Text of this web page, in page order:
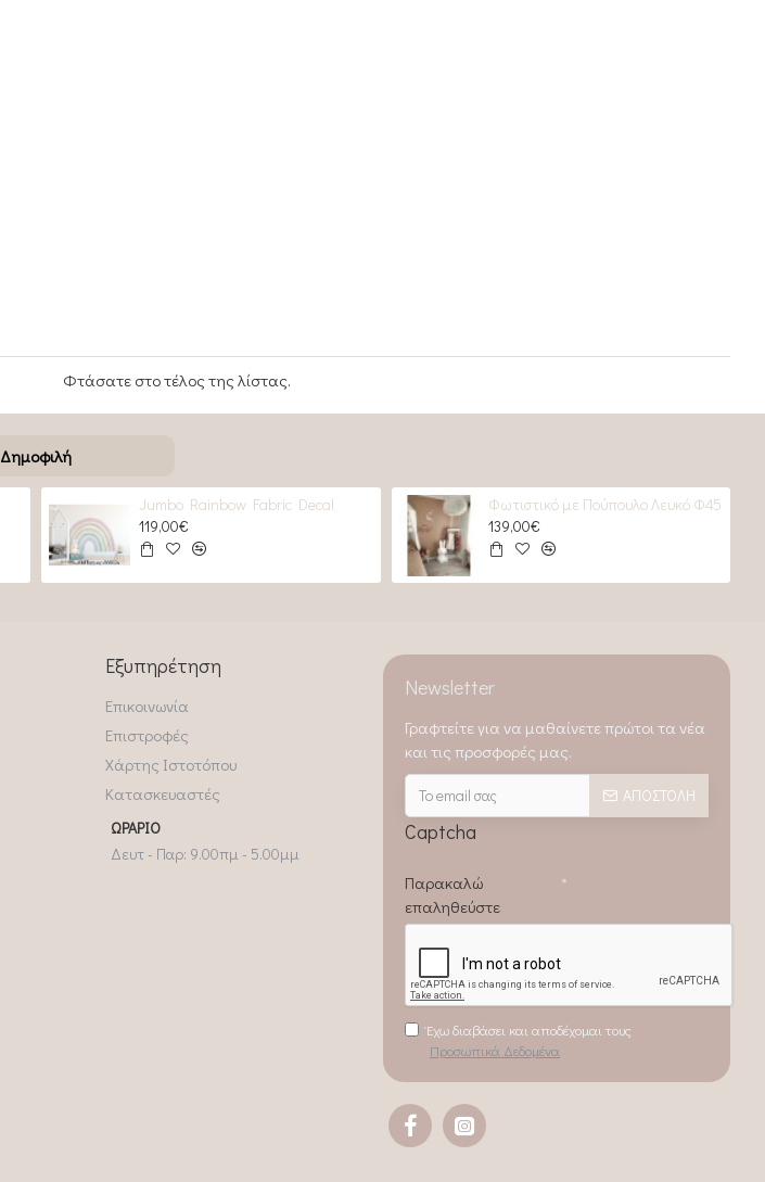
Φτάσατε στο τέλος της λίστας.
Δημοφιλή
Jumbo Rainbow Fabric Decal
119,00€
Φωτιστικό με Πούπουλο Λευκό Φ45
139,00€
Εξυπηρέτηση
Επικοινωνία
Επιστροφές
Χάρτης Ιστοτόπου
Κατασκευαστές
ΩΡΆΡΙΟ
Δευτ - Παρ: 9.00πμ - 5.00μμ
Newsletter
Γραφτείτε για να μαθαίνετε πρώτοι τα νέα
και τις προσφορές μας.
ΑΠΟΣΤΟΛΉ
Captcha
Παρακαλώ
επαληθεύστε
Έχω διαβάσει και αποδέχομαι τους
Προσωπικά Δεδομένα